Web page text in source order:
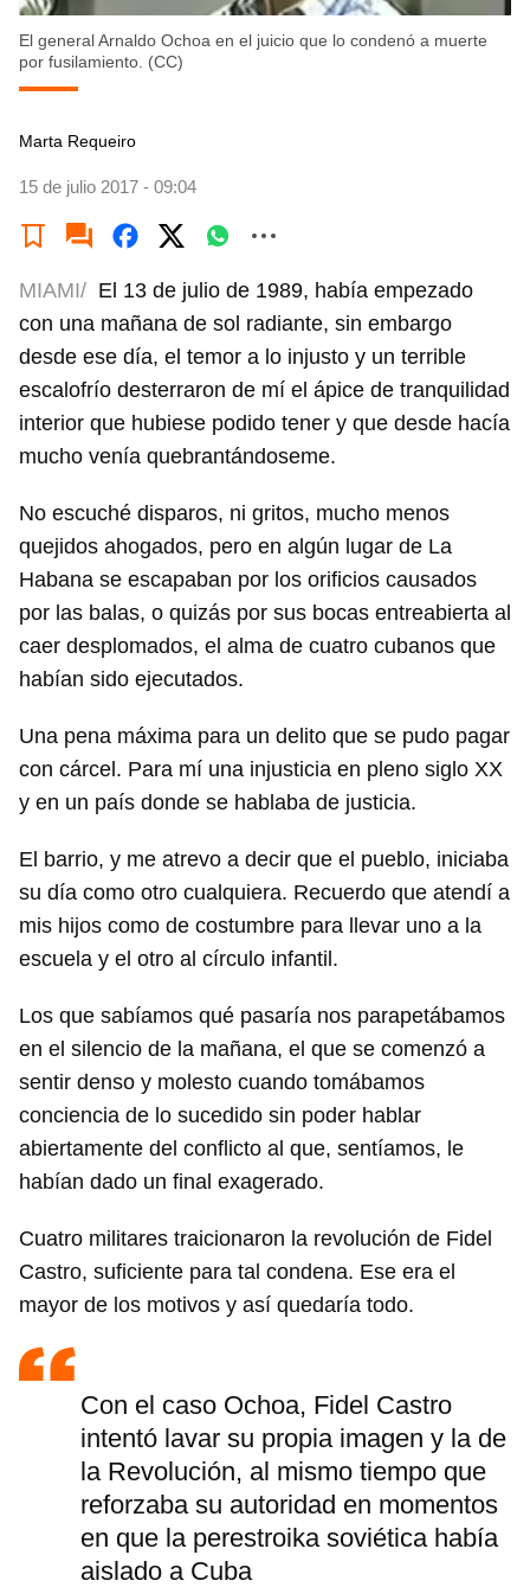
El general Arnaldo Ochoa en el juicio que lo condenó a muerte
por fusilamiento. (CC)
Marta Requeiro
15 de julio 2017 - 09:04
MIAMI/ El 13 de julio de 1989, había empezado
con una mañana de sol radiante, sin embargo
desde ese día, el temor a lo injusto y un terrible
escalofrío desterraron de mí el ápice de tranquilidad
interior que hubiese podido tener y que desde hacía
mucho venía quebrantándoseme.
No escuché disparos, ni gritos, mucho menos
quejidos ahogados, pero en algún lugar de La
Habana se escapaban por los orificios causados
por las balas, o quizás por sus bocas entreabierta al
caer desplomados, el alma de cuatro cubanos que
habían sido ejecutados.
Una pena máxima para un delito que se pudo pagar
con cárcel. Para mí una injusticia en pleno siglo XX
y en un país donde se hablaba de justicia.
El barrio, y me atrevo a decir que el pueblo, iniciaba
su día como otro cualquiera. Recuerdo que atendí a
mis hijos como de costumbre para llevar uno a la
escuela y el otro al círculo infantil.
Los que sabíamos qué pasaría nos parapetábamos
en el silencio de la mañana, el que se comenzó a
sentir denso y molesto cuando tomábamos
conciencia de lo sucedido sin poder hablar
abiertamente del conflicto al que, sentíamos, le
habían dado un final exagerado.
Cuatro militares traicionaron la revolución de Fidel
Castro, suficiente para tal condena. Ese era el
mayor de los motivos y así quedaría todo.
Con el caso Ochoa, Fidel Castro
intentó lavar su propia imagen y la de
la Revolución, al mismo tiempo que
reforzaba su autoridad en momentos
en que la perestroika soviética había
aislado a Cuba